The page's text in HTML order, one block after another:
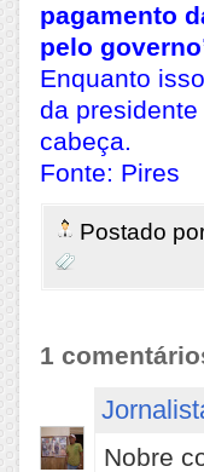
pagamento
pelo
Enquanto
da
cabeça.
Fonte: Pires
Postado
1
Nobre